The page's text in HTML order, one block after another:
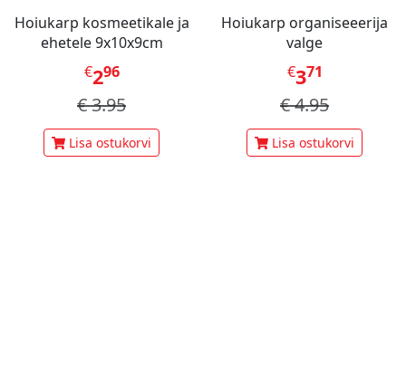
Hoiukarp kosmeetikale ja
ehetele 9x10x9cm
€296
€3.95
Lisa ostukorvi
Hoiukarp organiseeerija
valge
€371
€4.95
Lisa ostukorvi